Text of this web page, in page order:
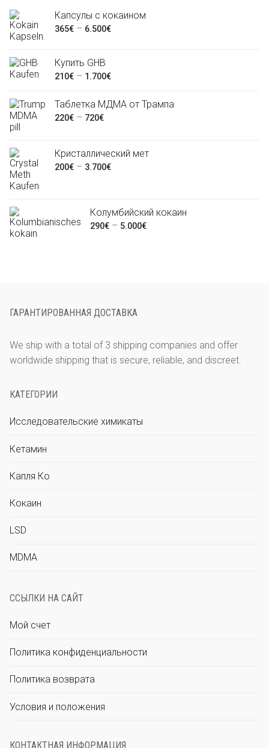
Капсулы с кокаином
365€ – 6.500€Диапазон
–
Купить GHB
210€ – 1.700€Диапазон
210€
Таблетка МДМА от Трампа
220€ – 720€Диапазон
–
Кристаллический мет
200€ – 3.700€Диапазон
–
3.700€
Колумбийский кокаин
290€ – 5.000€Диапазон
ГАРАНТИРОВАННАЯ ДОСТАВКА
We ship with a total of 3 shipping companies and offer
worldwide shipping that is secure, reliable, and discreet.
КАТЕГОРИИ
Исследовательские химикаты
Кетамин
Капля Ко
Кокаин
LSD
MDMA
ССЫЛКИ НА САЙТ
Мой счет
Политика конфиденциальности
Политика возврата
Условия и положения
КОНТАКТНАЯ ИНФОРМАЦИЯ